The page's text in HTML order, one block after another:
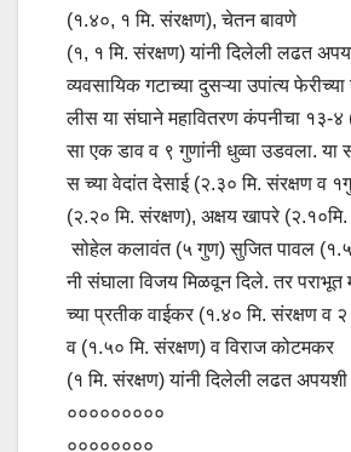
(१.४०, १ मि. संरक्षण), चेतन बावणे
(१, १ मि. संरक्षण) यांनी दिलेली लढत
व्यवसायिक गटाच्या दुसऱ्या उपांत्य फेरीच्या
लीस या संघाने महावितरण कंपनीचा १३-
सा एक डाव व ९ गुणांनी धुव्वा उडवला. या
स च्या वेदांत देसाई (२.३० मि. संरक्षण व
(२.२० मि. संरक्षण), अक्षय खापरे
सोहेल कलावंत (५ गुण) सुजित पावल
नी संघाला विजय मिळवून दिले. तर पराभूत
च्या प्रतीक वाईकर (१.४० मि. संरक्षण व
व (१.५० मि. संरक्षण) व विराज कोटमकर
(१ मि. संरक्षण) यांनी दिलेली लढत अपयशी
०००००००००
००००००००